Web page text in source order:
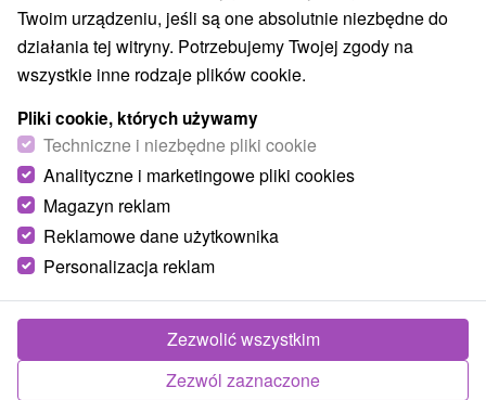
Pobyt leczniczy KLASIK: Uzdrawiająca moc
Stóša i powrót do zdrowia w objęciach natury
Uzdrowisko Štós
Štós
8,4
Pobyt łączy w sobie profesjonalną opiekę medyczną,
wysokiej jakości wyżywienie i skuteczne procedury
lecznicze z ciszą przyrody Štós.
Twoim urządzeniu, jeśli są one absolutnie niezbędne do
działania tej witryny. Potrzebujemy Twojej zgody na
wszystkie inne rodzaje plików cookie.
Pliki cookie, których używamy
Techniczne i niezbędne pliki cookie
Analityczne i marketingowe pliki cookies
Magazyn reklam
Reklamowe dane użytkownika
Personalizacja reklam
Zezwól zaznaczone
Zezwolić wszystkim